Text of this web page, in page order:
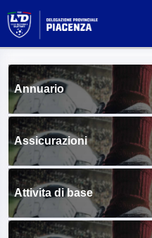
Annuario
Assicurazioni
Attivita di base